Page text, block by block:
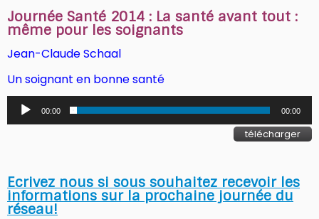
Journée Santé 2014 : La santé avant tout :
même pour les soignants
Jean-Claude Schaal
Un soignant en bonne santé
Lecteur
audio
00:00 00:00
télécharger
Ecrivez nous si sous souhaitez recevoir les
informations sur la prochaine journée du
réseau!